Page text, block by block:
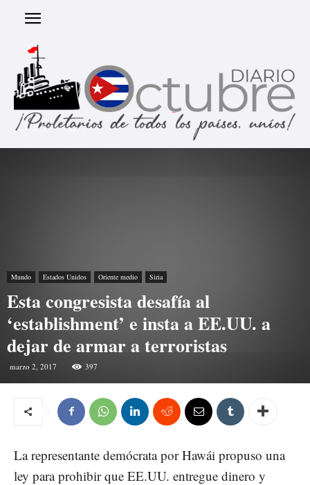
Mundo Estados Unidos Oriente medio Siria
Esta congresista desafía al
‘establishment’ e insta a EE.UU. a
dejar de armar a terroristas
marzo 2, 2017 397
La representante demócrata por Hawái propuso una
ley para prohibir que EE.UU. entregue dinero y